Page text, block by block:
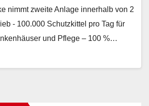
nimmt zweite Anlage innerhalb von 2
- 100.000 Schutzkittel pro Tag für
und Pflege – 100 %…